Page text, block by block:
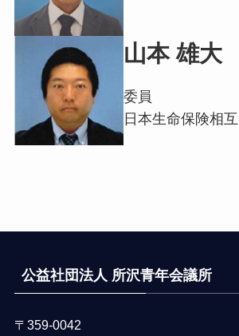
山本 雄大
委員
日本生命保険相
公益社団法人 所沢青年会議所
〒359-0042